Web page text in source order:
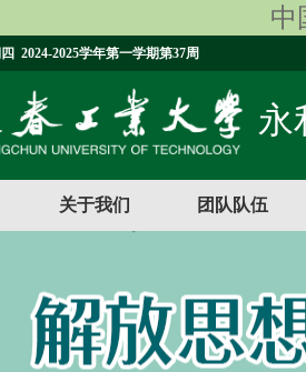
中
2024-2025学年第一学期第37周
永
关于我们 团队队伍